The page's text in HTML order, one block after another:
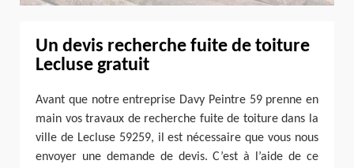
Un devis recherche fuite de toiture
Lecluse gratuit
Avant que notre entreprise Davy Peintre 59 prenne en
main vos travaux de recherche fuite de toiture dans la
ville de Lecluse 59259, il est nécessaire que vous nous
envoyer une demande de devis. C’est à l’aide de ce